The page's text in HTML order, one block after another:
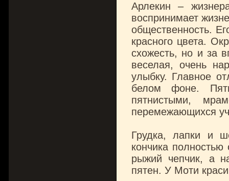
Арлекин –
воспринимает
общественность.
красного цвета.
схожесть, но и за
веселая, очень
улыбку. Главное
белом фоне.
пятнистыми,
перемежающихся
Грудка, лапки и
кончика
рыжий чепчик, а
пятен. У Моти